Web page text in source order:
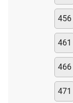
456
461
466
471